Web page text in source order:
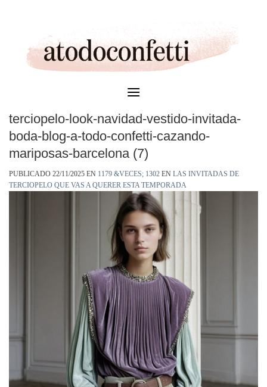
terciopelo-look-navidad-vestido-invitada-
boda-blog-a-todo-confetti-cazando-
mariposas-barcelona (7)
PUBLICADO 22/11/2025 EN 1179 &VECES; 1302 EN LAS INVITADAS DE
TERCIOPELO QUE VAS A QUERER ESTA TEMPORADA